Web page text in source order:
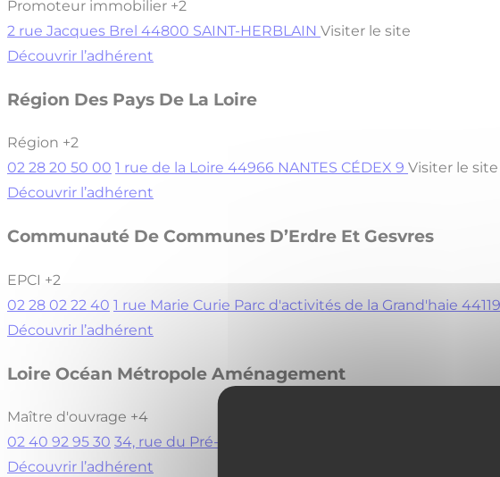
Promoteur immobilier +2
2 rue Jacques Brel 44800 SAINT-HERBLAIN Visiter le site
Découvrir l’adhérent
Région Des Pays De La Loire
Région +2
02 28 20 50 00 1 rue de la Loire 44966 NANTES CÉDEX 9 Visiter le site
Découvrir l’adhérent
Communauté De Communes D’Erdre Et Gesvres
EPCI +2
02 28 02 22 40 1 rue Marie Curie Parc d'activités de la Grand'haie
Découvrir l’adhérent
Loire Océan Métropole Aménagement
Maître d'ouvrage +4
02 40 92 95 30 34, rue du Pré-Gauchet CS 93521 44035 NANTES
Découvrir l’adhérent